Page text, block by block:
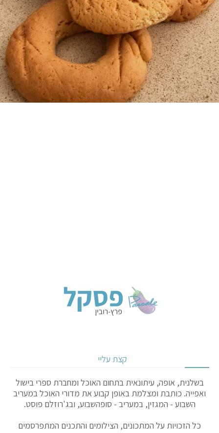
קצת עליי
בשלנית, אופה, עיתונאית בתחום האוכל ומחברת ספרי בישול
ואפייה. כותבת ומצלמת באופן קבוע את מדורי האוכל במעריב
השבוע - המגזין, במעריב - סופהשבוע, ובג'רוזלם פוסט.
כל הזכויות על המתכונים, הצילומים והתכנים המתפרסמים